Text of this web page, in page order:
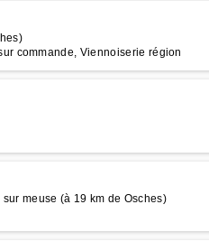
commande, Viennoiserie région
meuse (à 19 km de Osches)